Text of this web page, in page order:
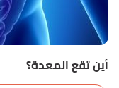
أين تقع المعدة؟